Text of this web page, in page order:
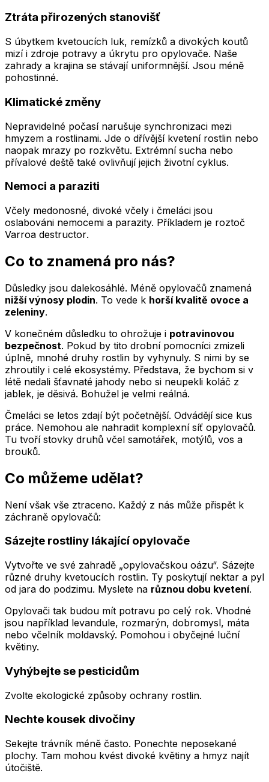
Ztráta přirozených stanovišť
S úbytkem kvetoucích luk, remízků a divokých koutů
mizí i zdroje potravy a úkrytu pro opylovače. Naše
zahrady a krajina se stávají uniformnější. Jsou méně
pohostinné.
Klimatické změny
Nepravidelné počasí narušuje synchronizaci mezi
hmyzem a rostlinami. Jde o dřívější kvetení rostlin nebo
naopak mrazy po rozkvětu. Extrémní sucha nebo
přívalové deště také ovlivňují jejich životní cyklus.
Nemoci a paraziti
Včely medonosné, divoké včely i čmeláci jsou
oslabováni nemocemi a parazity. Příkladem je roztoč
Varroa destructor.
Co to znamená pro nás?
Důsledky jsou dalekosáhlé. Méně opylovačů znamená
nižší výnosy plodin. To vede k horší kvalitě ovoce a
zeleniny.
V konečném důsledku to ohrožuje i potravinovou
bezpečnost. Pokud by tito drobní pomocníci zmizeli
úplně, mnohé druhy rostlin by vyhynuly. S nimi by se
zhroutily i celé ekosystémy. Představa, že bychom si v
létě nedali šťavnaté jahody nebo si neupekli koláč z
jablek, je děsivá. Bohužel je velmi reálná.
Čmeláci se letos zdají být početnější. Odvádějí sice kus
práce. Nemohou ale nahradit komplexní síť opylovačů.
Tu tvoří stovky druhů včel samotářek, motýlů, vos a
brouků.
Co můžeme udělat?
Není však vše ztraceno. Každý z nás může přispět k
záchraně opylovačů:
Sázejte rostliny lákající opylovače
Vytvořte ve své zahradě „opylovačskou oázu“. Sázejte
různé druhy kvetoucích rostlin. Ty poskytují nektar a pyl
od jara do podzimu. Myslete na různou dobu kvetení.
Opylovači tak budou mít potravu po celý rok. Vhodné
jsou například levandule, rozmarýn, dobromysl, máta
nebo včelník moldavský. Pomohou i obyčejné luční
květiny.
Vyhýbejte se pesticidům
Zvolte ekologické způsoby ochrany rostlin.
Nechte kousek divočiny
Sekejte trávník méně často. Ponechte neposekané
plochy. Tam mohou kvést divoké květiny a hmyz najít
útočiště.